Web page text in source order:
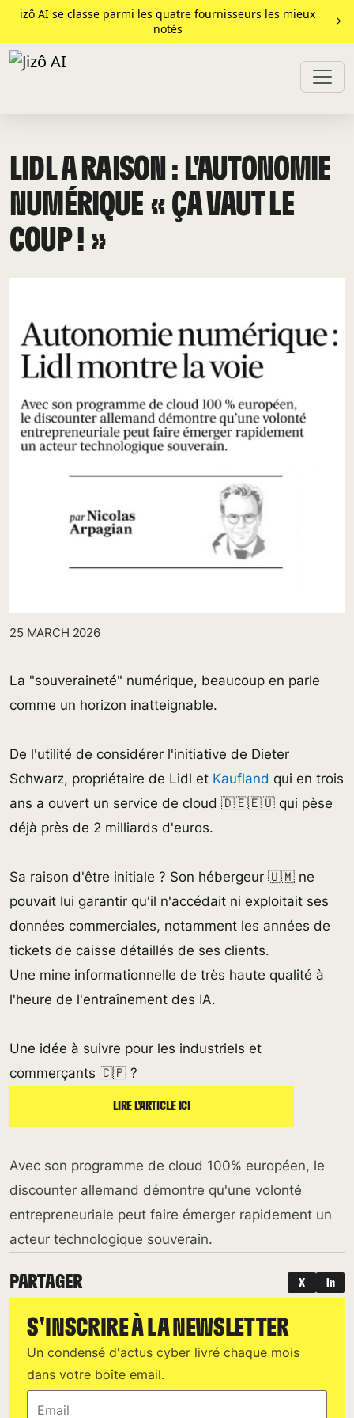
izô AI se classe parmi les quatre fournisseurs les mieux
notés
LIDL A RAISON : L'AUTONOMIE
NUMÉRIQUE « ÇA VAUT LE
COUP ! »
25 MARCH 2026
La "souveraineté" numérique, beaucoup en parle
comme un horizon inatteignable.
De l'utilité de considérer l'initiative de Dieter
Schwarz, propriétaire de Lidl et Kaufland qui en trois
ans a ouvert un service de cloud 🇩🇪🇪🇺 qui pèse
déjà près de 2 milliards d'euros.
Sa raison d'être initiale ? Son hébergeur 🇺🇲 ne
pouvait lui garantir qu'il n'accédait ni exploitait ses
données commerciales, notamment les années de
tickets de caisse détaillés de ses clients.
Une mine informationnelle de très haute qualité à
l'heure de l'entraînement des IA.
Une idée à suivre pour les industriels et
commerçants 🇨🇵 ?
LIRE L'ARTICLE ICI
Avec son programme de cloud 100% européen, le
discounter allemand démontre qu'une volonté
entrepreneuriale peut faire émerger rapidement un
acteur technologique souverain.
PARTAGER X in
S'INSCRIRE À LA NEWSLETTER
Un condensé d'actus cyber livré chaque mois
dans votre boîte email.